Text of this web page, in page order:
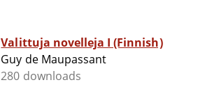
Valittuja novelleja I (Finnish)
Guy de Maupassant
280 downloads